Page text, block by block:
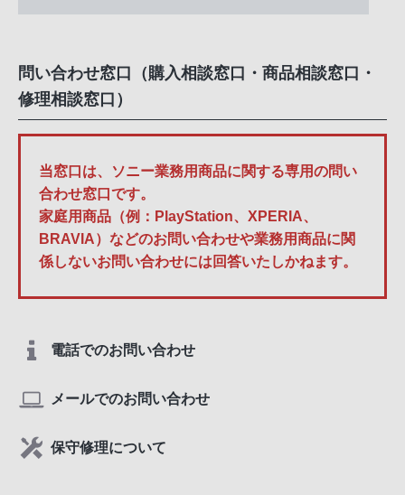
問い合わせ窓口（購入相談窓口・商品相談窓口・
修理相談窓口）
当窓口は、ソニー業務用商品に関する専用の問い
合わせ窓口です。
家庭用商品（例：PlayStation、XPERIA、
BRAVIA）などのお問い合わせや業務用商品に関
係しないお問い合わせには回答いたしかねます。
電話でのお問い合わせ
メールでのお問い合わせ
保守修理について